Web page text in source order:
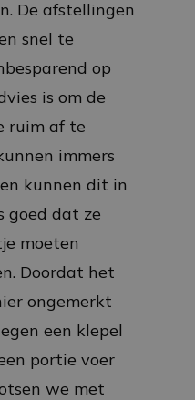
De afstellingen
snel te
op
is om de
ruim af te
immers
kunnen dit in
goed dat ze
moeten
Doordat het
ongemerkt
een klepel
portie voer
we met